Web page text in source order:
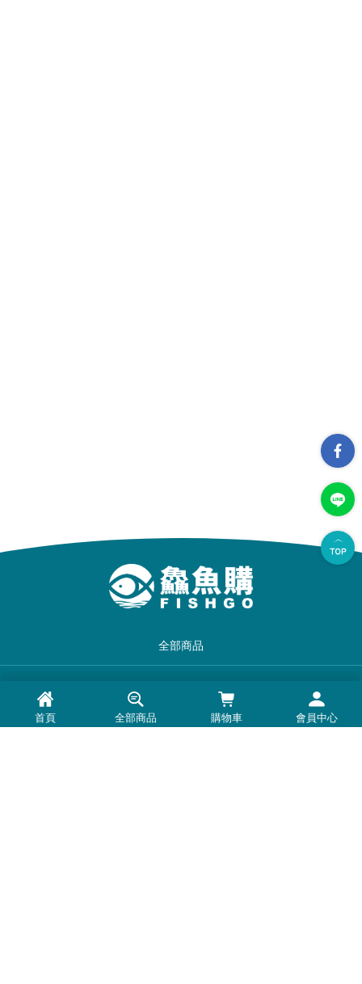
全部商品
最新消息
首頁 全部商品 購物車 會員中心